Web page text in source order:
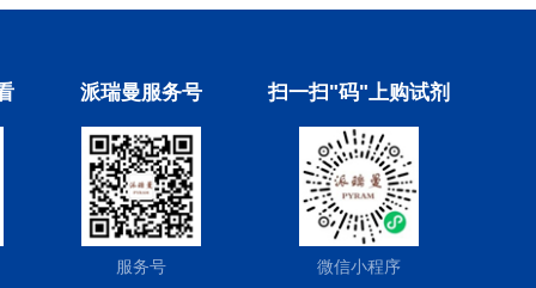
派瑞曼服务号
服务号
扫一扫"码"上购试剂
微信小程序